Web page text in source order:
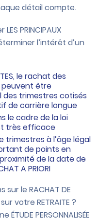
détail compte.
PRINCIPAUX
l’intérêt d’un
le rachat des
peuvent être
des trimestres cotisés
de carrière longue
le cadre de la loi
très efficace
trimestres à l’âge légal
de points en
de la date de
A PRIORI
le RACHAT DE
votre RETRAITE ?
PERSONNALISÉE